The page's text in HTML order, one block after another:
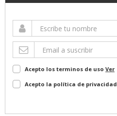
Acepto los terminos de uso Ver
Acepto la política de privacidad